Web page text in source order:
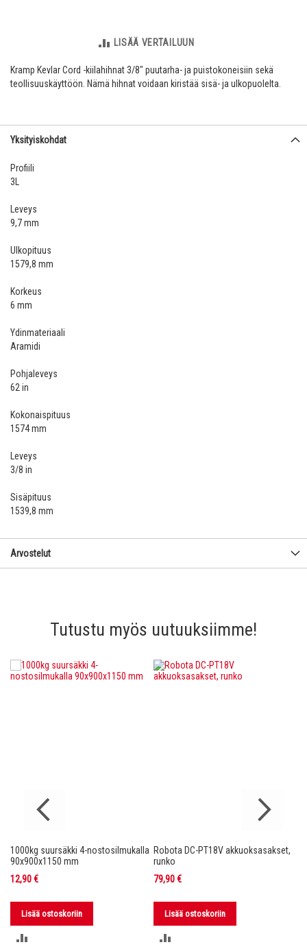
LISÄÄ VERTAILUUN
Kramp Kevlar Cord -kiilahihnat 3/8" puutarha- ja puistokoneisiin sekä
teollisuuskäyttöön. Nämä hihnat voidaan kiristää sisä- ja ulkopuolelta.
Yksityiskohdat
Profiili
3L
Leveys
9,7 mm
Ulkopituus
1579,8 mm
Korkeus
6 mm
Ydinmateriaali
Aramidi
Pohjaleveys
62 in
Kokonaispituus
1574 mm
Leveys
3/8 in
Sisäpituus
1539,8 mm
Arvostelut
Tutustu myös uutuuksiimme!
1000kg suursäkki 4-nostosilmukalla
90x900x1150 mm
12,90 €
Lisää ostoskoriin
Robota DC-PT18V akkuoksasakset,
runko
79,90 €
Lisää ostoskoriin